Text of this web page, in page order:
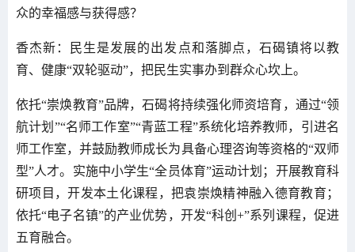
众的幸福感与获得感？
香杰新：民生是发展的出发点和落脚点，石碣镇将以教
育、健康“双轮驱动”，把民生实事办到群众心坎上。
依托“崇焕教育”品牌，石碣将持续强化师资培育，通过“领
航计划”“名师工作室”“青蓝工程”系统化培养教师，引进名
师工作室，并鼓励教师成长为具备心理咨询等资格的“双师
型”人才。实施中小学生“全员体育”运动计划；开展教育科
研项目，开发本土化课程，把袁崇焕精神融入德育教育；
依托“电子名镇”的产业优势，开发“科创+”系列课程，促进
五育融合。